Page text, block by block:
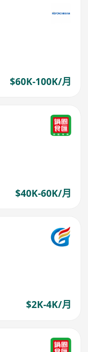
$60K-100K/月
$40K-60K/月
$2K-4K/月